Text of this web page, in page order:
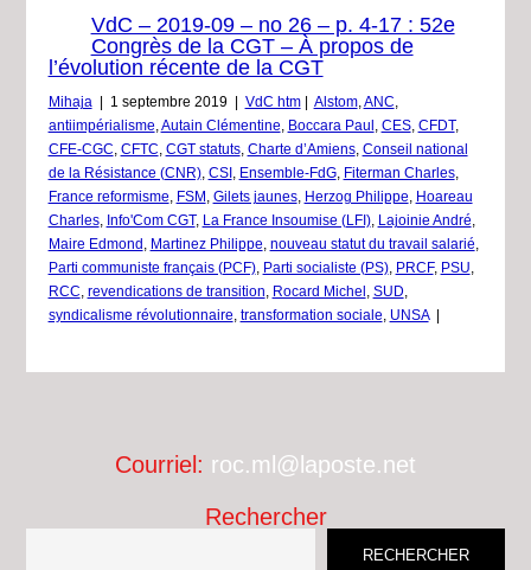
VdC – 2019-09 – no 26 – p. 4-17 : 52e
Congrès de la CGT – À propos de
l’évolution récente de la CGT
Mihaja 1 septembre 2019 VdC htm Alstom, ANC
antiimpérialisme Autain Clémentine Boccara Paul CES, CFDT,
CFE-CGC CFTC CGT statuts, Charte d’Amiens, Conseil national
de la Résistance (CNR), CSI Ensemble-FdG, Fiterman Charles,
France reformisme
FSM Gilets jaunes, Herzog Philippe
Hoareau
Charles, Info'Com CGT, La France Insoumise (LFI), Lajoinie André
Maire Edmond
Martinez Philippe nouveau statut du travail salarié
Parti communiste français (PCF), Parti socialiste (PS), PRCF, PSU
RCC revendications de transition Rocard Michel SUD
syndicalisme révolutionnaire transformation sociale UNSA
Courriel: roc.ml@laposte.net
Rechercher
RECHERCHER